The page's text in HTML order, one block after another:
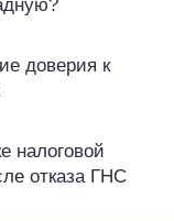
доверия к
налоговой
отказа ГНС